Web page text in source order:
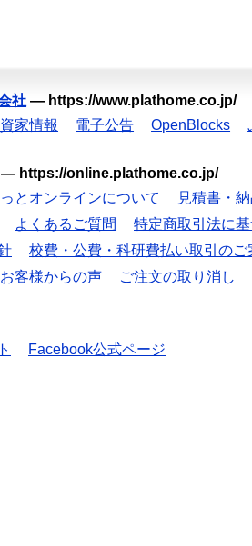
社 — https://www.plathome.co.jp/
家情報 電子公告 OpenBlocks
— https://online.plathome.co.jp/
とオンラインについて
見積書・
よくあるご質問
特定商取引法に
校費・公費・科研費払い取引のご
お客様からの声 ご注文の取り消し
Facebook公式ページ